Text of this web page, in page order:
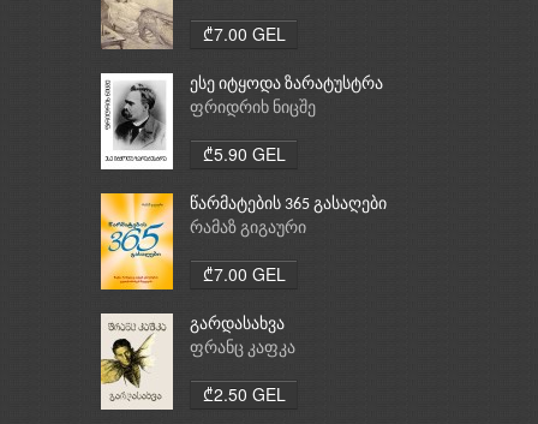
₾7.00 GEL
ესე იტყოდა ზარატუსტრა
ფრიდრიხ ნიცშე
₾5.90 GEL
წარმატების 365 გასაღები
რამაზ გიგაური
₾7.00 GEL
გარდასახვა
ფრანც კაფკა
₾2.50 GEL